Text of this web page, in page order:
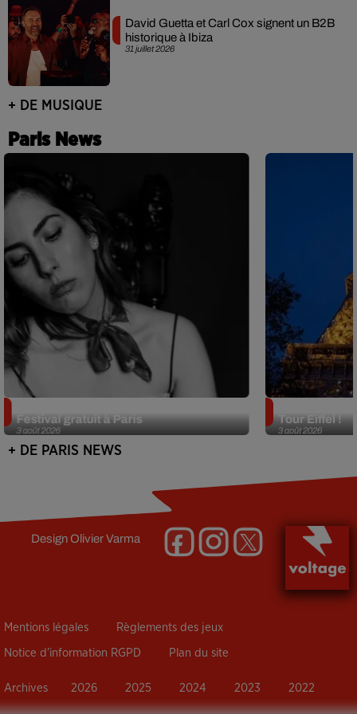
31 juillet 2026
David Guetta et Carl Cox signent un B2B
historique à Ibiza
+ DE MUSIQUE
Paris News
3 août 2026
Festival gratuit à Paris
3 août 2026
Tour Eiffel !
+ DE PARIS NEWS
DesignOlivier Varma
Mentions légales Règlements des jeux
Notice d’information RGPD Plan du site
Archives 2026 2025 2024 2023 2022